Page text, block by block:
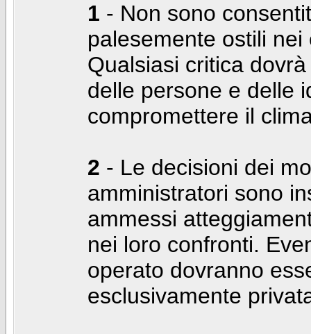
1 - Non sono
palesemente ostili
Qualsiasi critica
delle persone e delle
compromettere il
2 - Le decisioni dei
amministratori sono
ammessi
nei loro confronti.
operato dovranno
esclusivamente